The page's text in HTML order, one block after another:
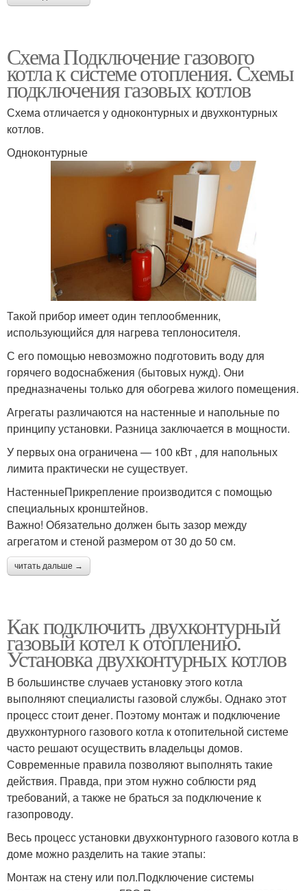
Схема Подключение газового
котла к системе отопления. Схемы
подключения газовых котлов
Схема отличается у одноконтурных и двухконтурных
котлов.
Одноконтурные
Такой прибор имеет один теплообменник,
использующийся для нагрева теплоносителя.
С его помощью невозможно подготовить воду для
горячего водоснабжения (бытовых нужд). Они
предназначены только для обогрева жилого помещения.
Агрегаты различаются на настенные и напольные по
принципу установки. Разница заключается в мощности.
У первых она ограничена — 100 кВт , для напольных
лимита практически не существует.
НастенныеПрикрепление производится с помощью
специальных кронштейнов.
Важно! Обязательно должен быть зазор между
агрегатом и стеной размером от 30 до 50 см.
читать дальше →
Как подключить двухконтурный
газовый котел к отоплению.
Установка двухконтурных котлов
В большинстве случаев установку этого котла
выполняют специалисты газовой службы. Однако этот
процесс стоит денег. Поэтому монтаж и подключение
двухконтурного газового котла к отопительной системе
часто решают осуществить владельцы домов.
Современные правила позволяют выполнять такие
действия. Правда, при этом нужно соблюсти ряд
требований, а также не браться за подключение к
газопроводу.
Весь процесс установки двухконтурного газового котла в
доме можно разделить на такие этапы:
Монтаж на стену или пол.Подключение системы